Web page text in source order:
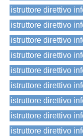
istruttore direttivo
istruttore direttivo
istruttore direttivo
istruttore direttivo
istruttore direttivo
istruttore direttivo
istruttore direttivo
istruttore direttivo
istruttore direttivo